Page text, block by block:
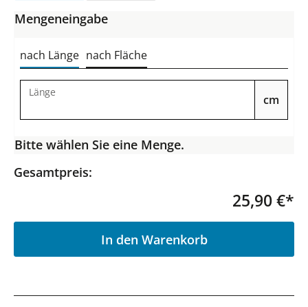
Mengeneingabe
nach Länge nach Fläche
Länge
cm
Bitte wählen Sie eine Menge.
Gesamtpreis:
25,90 €*
In den Warenkorb